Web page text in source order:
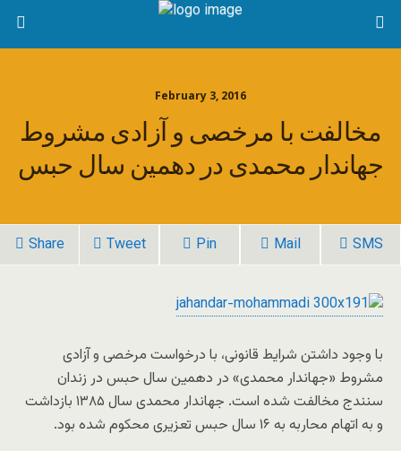
February 3, 2016
مخالفت با مرخصی و آزادی مشروط
جهاندار محمدی در دهمین سال حبس
Share Tweet Pin Mail SMS
با وجود داشتن شرایط قانونی، با درخواست مرخصی و آزادی
مشروط «جهاندار محمدی» در دهمین سال حبس در زندان
سنندج مخالفت شده است. جهاندار محمدی سال ۱۳۸۵ بازداشت
و به اتهام محاربه به ۱۶ سال حبس تعزیری محکوم شده بود.